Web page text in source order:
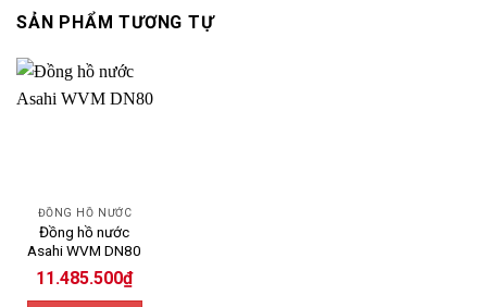
SẢN PHẨM TƯƠNG TỰ
ĐỒNG HỒ NƯỚC
Đồng hồ nước
Asahi WVM DN80
11.485.500₫